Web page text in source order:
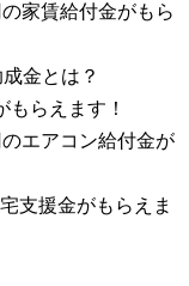
家賃給付金がもら
金とは？
もらえます！
エアコン給付金が
支援金がもらえま